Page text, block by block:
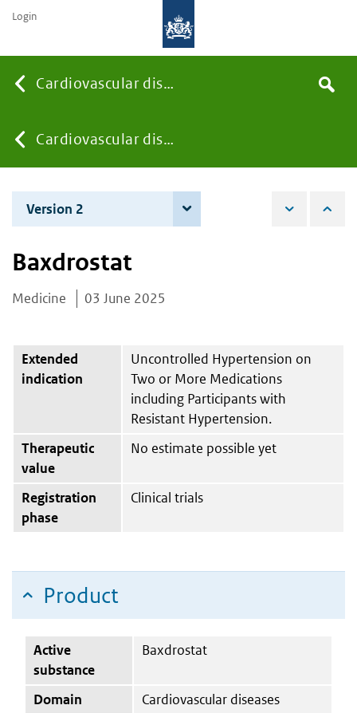
Cardiovascular diseases
You
are
here:
Cardiovascular diseases
the
Search
Login
Version 2
Baxdrostat
Medicine 03 June 2025
Extended
indication
Uncontrolled Hypertension on
Two or More Medications
including Participants with
Resistant Hypertension.
Therapeutic
value
No estimate possible yet
Registration
phase
Clinical trials
Product
Active
substance
Baxdrostat
Domain
Cardiovascular diseases